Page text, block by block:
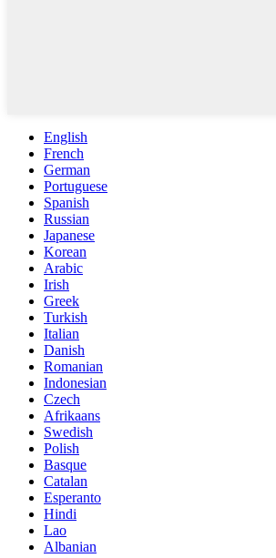
English
French
German
Portuguese
Spanish
Russian
Japanese
Korean
Arabic
Irish
Greek
Turkish
Italian
Danish
Romanian
Indonesian
Czech
Afrikaans
Swedish
Polish
Basque
Catalan
Esperanto
Hindi
Lao
Albanian